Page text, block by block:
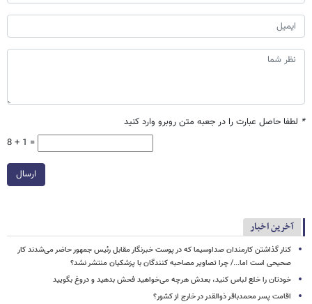
* لطفا حاصل عبارت را در جعبه متن روبرو وارد کنید
8 + 1 =
ارسال
آخرین اخبار
کنار گذاشتن کارمندان صداوسیما که در پوست خبرنگار مقابل رئیس جمهور حاضر می‌شدند کار
صحیحی است اما.../ چرا تصاویر مصاحبه کنندگان با پزشکیان منتشر نشد؟
خودتان را خلع لباس کنید، بعدش هرچه می‌خواهید فحش بدهید و دروغ بگویید
اقامت پسر محمدباقر ذوالقدر در خارج از کشور؟